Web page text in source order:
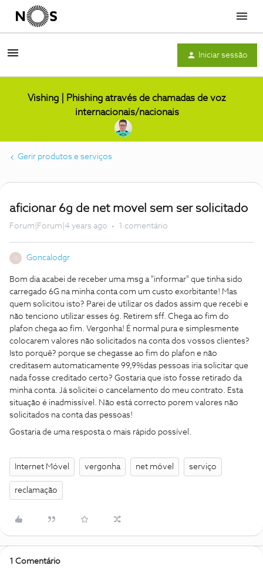
Menu
Iniciar sessão
Vishing | Phishing através de chamadas de voz
internacionais/nacionais
Gerir produtos e serviços
aficionar 6g de net movel sem ser solicitado
Forum|Forum|4 years ago 1 comentário
G Goncalodgr
Bom dia acabei de receber uma msg a "informar" que tinha sido
carregado 6G na minha conta com um custo exorbitante! Mas
quem solicitou isto? Parei de utilizar os dados assim que recebi e
não tenciono utilizar esses 6g. Retirem sff. Chega ao fim do
plafon chega ao fim. Vergonha! É normal pura e simplesmente
colocarem valores não solicitados na conta dos vossos clientes?
Isto porquê? porque se chegasse ao fim do plafon e não
creditasem automaticamente 99,9%das pessoas iria solicitar que
nada fosse creditado certo? Gostaria que isto fosse retirado da
minha conta. Já solicitei o cancelamento do meu contrato. Esta
situação é inadmissível. Não está correcto porem valores não
solicitados na conta das pessoas!
Gostaria de uma resposta o mais rápido possível.
Internet Móvel vergonha net móvel serviço
reclamação
1 Comentário